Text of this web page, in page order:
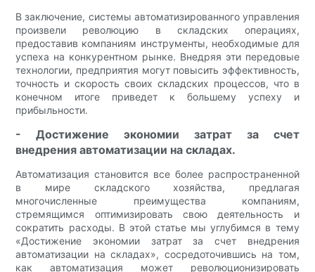
В заключение, системы автоматизированного управления
произвели революцию в складских операциях,
предоставив компаниям инструменты, необходимые для
успеха на конкурентном рынке. Внедряя эти передовые
технологии, предприятия могут повысить эффективность,
точность и скорость своих складских процессов, что в
конечном итоге приведет к большему успеху и
прибыльности.
- Достижение экономии затрат за счет
внедрения автоматизации на складах.
Автоматизация становится все более распространенной
в мире складского хозяйства, предлагая
многочисленные преимущества компаниям,
стремящимся оптимизировать свою деятельность и
сократить расходы. В этой статье мы углубимся в тему
«Достижение экономии затрат за счет внедрения
автоматизации на складах», сосредоточившись на том,
как автоматизация может революционизировать